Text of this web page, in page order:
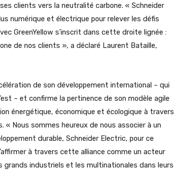
clients vers la neutralité carbone. « Schneider
numérique et électrique pour relever les défis
GreenYellow s’inscrit dans cette droite lignée :
de nos clients », a déclaré Laurent Bataille,
de son développement international – qui
– et confirme la pertinence de son modèle agile
énergétique, économique et écologique à travers
Nous sommes heureux de nous associer à un
durable, Schneider Electric, pour ce
à travers cette alliance comme un acteur
grands industriels et les multinationales dans leurs